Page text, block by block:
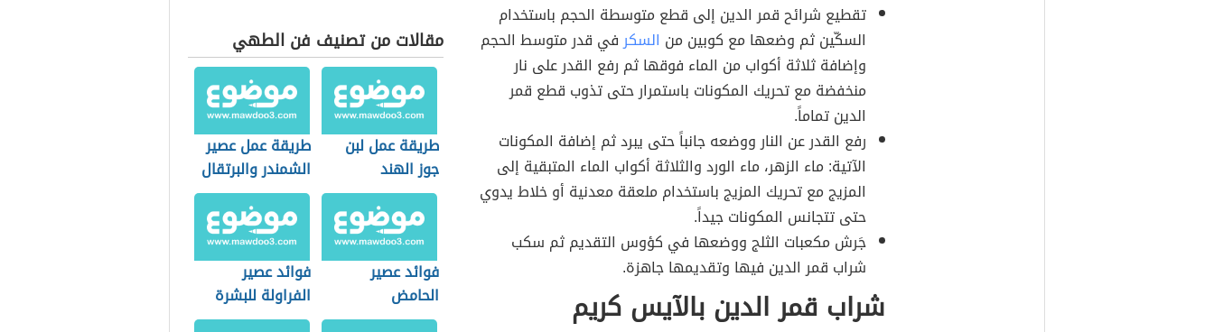
تقطيع شرائح قمر الدين إلى قطع متوسطة الحجم باستخدام
السكّين ثم وضعها مع كوبين من السكرفي قدر متوسط الحجم
وإضافة ثلاثة أكواب من الماء فوقها ثم رفع القدر على نار
منخفضة مع تحريك المكونات باستمرار حتى تذوب قطع قمر
الدين تماماً.
رفع القدر عن النار ووضعه جانباً حتى يبرد ثم إضافة المكونات
الآتية: ماء الزهر، ماء الورد والثلاثة أكواب الماء المتبقية إلى
المزيج مع تحريك المزيج باستخدام ملعقة معدنية أو خلاط يدوي
حتى تتجانس المكونات جيداً.
جَرش مكعبات الثلج ووضعها في كؤوس التقديم ثم سكب
شراب قمر الدين فيها وتقديمها جاهزة.
شراب قمر الدين بالآيس كريم
مقالات من تصنيف فن الطهي
طريقة عمل لبن
جوز الهند
طريقة عمل عصير
الشمندر والبرتقال
فوائد عصير
الحامض
فوائد عصير
الفراولة للبشرة